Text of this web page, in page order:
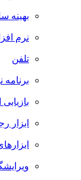
بهینه
نرم
تلفن
برنامه
ابزار